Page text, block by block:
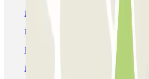
Parcheggi alla stazione di metro di Lima
Parcheggio Stazione Centrale Milano |
Parcheggi vicino a Corso Buenos Aires
Parcheggi vicino a Piazzale Loreto